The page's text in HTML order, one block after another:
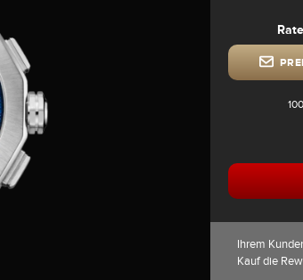
Ihrem
Kauf die